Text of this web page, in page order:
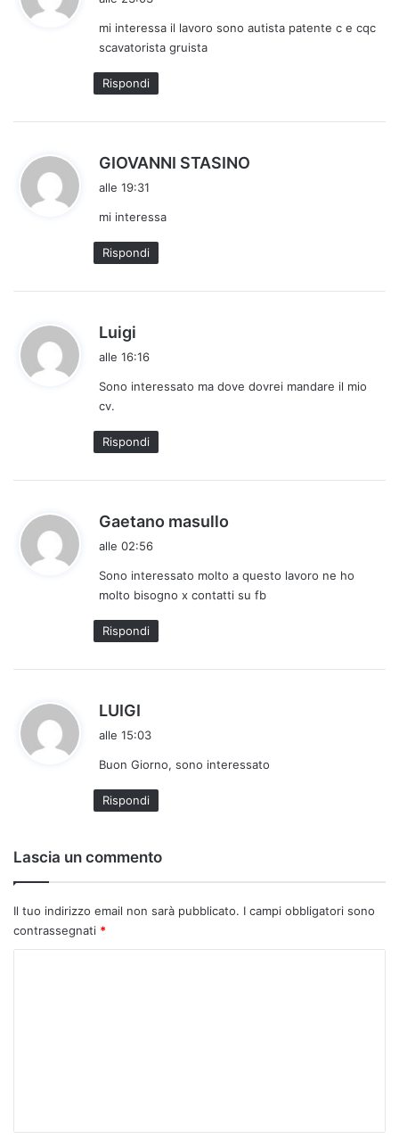
e
t
mi interessa il lavoro sono autista patente c e cqc
scavatorista gruista
Rispondi
GIOVANNI STASINO
alle 19:31
mi interessa
Rispondi
Luigi
a
e
t
o
alle 16:16
Sono interessato ma dove dovrei mandare il mio
cv.
Rispondi
Gaetano masullo
e
t
alle 02:56
Sono interessato molto a questo lavoro ne ho
molto bisogno x contatti su fb
Rispondi
LUIGI
a
e
t
t
:
alle 15:03
Buon Giorno, sono interessato
Rispondi
Lascia un commento
Il tuo indirizzo email non sarà pubblicato. I campi obbligatori sono
contrassegnati *